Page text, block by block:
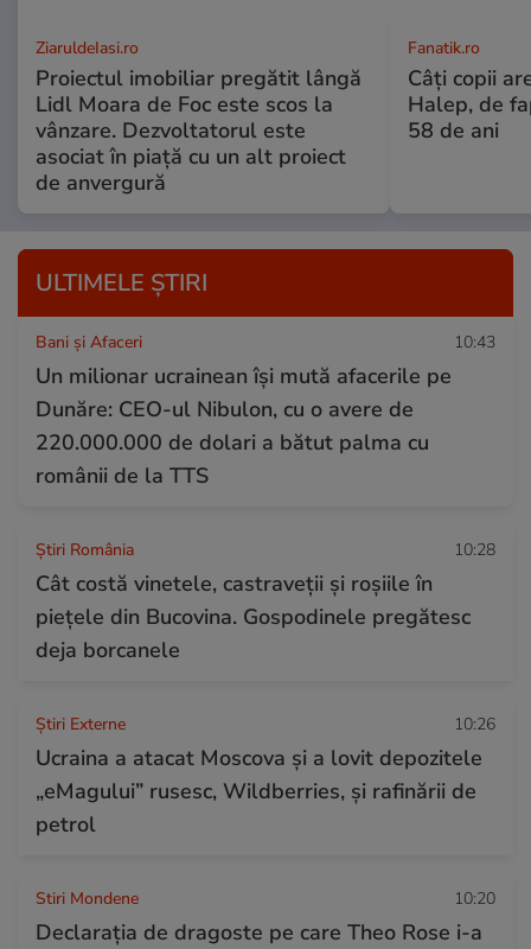
ZiaruldeIasi.ro
Proiectul imobiliar pregătit lângă
Lidl Moara de Foc este scos la
vânzare. Dezvoltatorul este
asociat în piață cu un alt proiect
de anvergură
Fanatik.ro
Câți copii
Halep, de
58 de ani
ULTIMELE ȘTIRI
Bani și Afaceri 10:43
Un milionar ucrainean își mută afacerile pe
Dunăre: CEO-ul Nibulon, cu o avere de
220.000.000 de dolari a bătut palma cu
românii de la TTS
Știri România 10:28
Cât costă vinetele, castraveții și roșiile în
piețele din Bucovina. Gospodinele pregătesc
deja borcanele
Știri Externe 10:26
Ucraina a atacat Moscova și a lovit depozitele
„eMagului” rusesc, Wildberries, și rafinării de
petrol
Stiri Mondene 10:20
Declarația de dragoste pe care Theo Rose i-a